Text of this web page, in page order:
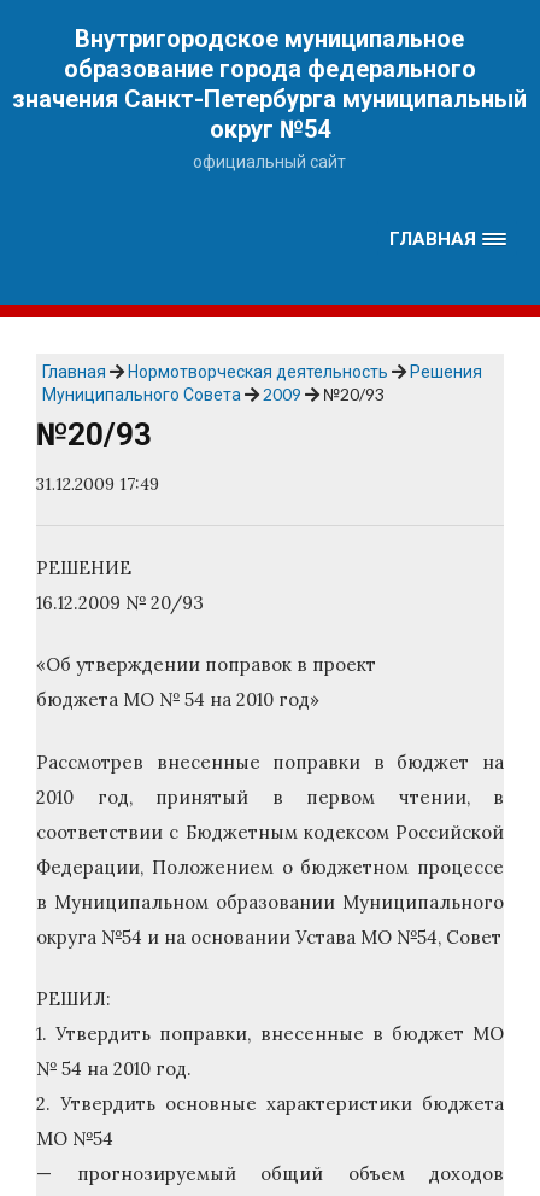
Внутригородское муниципальное
образование города федерального
значения Санкт-Петербурга муниципальный
округ №54
официальный сайт
ГЛАВНАЯ
Главная Нормотворческая деятельность
Решения
Муниципального Совета
2009 №20/93
№20/93
31.12.2009 17:49
РЕШЕНИЕ
16.12.2009 № 20/93
«Об утверждении поправок в проект
бюджета МО № 54 на 2010 год»
Рассмотрев внесенные поправки в бюджет на
2010 год, принятый в первом чтении, в
соответствии с Бюджетным кодексом Российской
Федерации, Положением о бюджетном процессе
в Муниципальном образовании Муниципального
округа №54 и на основании Устава МО №54, Совет
РЕШИЛ:
1. Утвердить поправки, внесенные в бюджет МО
№ 54 на 2010 год.
2. Утвердить основные характеристики бюджета
МО №54
— прогнозируемый общий объем доходов